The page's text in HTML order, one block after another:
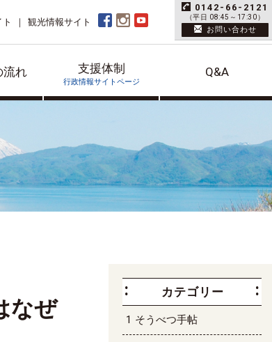
流れ 支援体制
行政情報サイトページ
Q&A
観光情報サイト
0142-66-2121
（平日 08:45～17:30）
お問い合わせ
なぜ
カテゴリー
そうべつ手帖